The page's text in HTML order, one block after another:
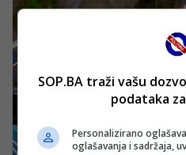
SOP.BA traži vašu
podataka
Personalizirano
oglašavanja i sadržaja,